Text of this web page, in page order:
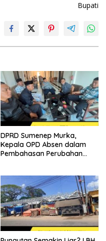
Bupati
DPRD Sumenep Murka,
Kepala OPD Absen dalam
Pembahasan Perubahan